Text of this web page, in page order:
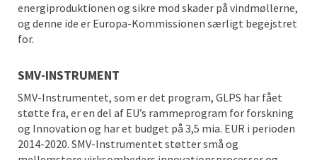
energiproduktionen og sikre mod skader på vindmøllerne,
og denne ide er Europa-Kommissionen særligt begejstret
for.
SMV-INSTRUMENT
SMV-Instrumentet, som er det program, GLPS har fået
støtte fra, er en del af EU’s rammeprogram for forskning
og Innovation og har et budget på 3,5 mia. EUR i perioden
2014-2020. SMV-Instrumentet støtter små og